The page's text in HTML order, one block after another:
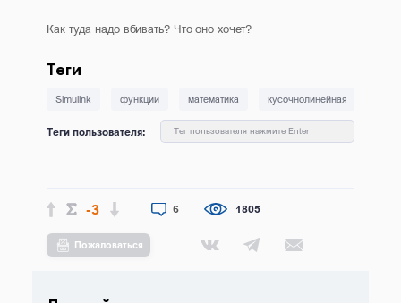
Как туда надо вбивать? Что оно хочет?
Теги
Simulink функции математика кусочнолинейная
Теги пользователя: Тег пользователя нажмите Enter
-3 6 1805
Пожаловаться